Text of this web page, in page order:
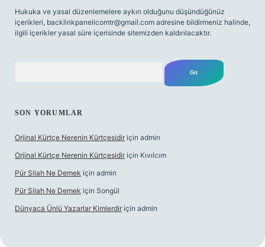
Hukuka ve yasal düzenlemelere aykırı olduğunu düşündüğünüz
içerikleri, backlinkpanelicomtr@gmail.com adresine bildirmeniz halinde,
ilgili içerikler yasal süre içerisinde sitemizden kaldırılacaktır.
SON YORUMLAR
Orjinal Kürtçe Nerenin Kürtçesidir için admin
Orjinal Kürtçe Nerenin Kürtçesidir için Kıvılcım
Pür Silah Ne Demek için admin
Pür Silah Ne Demek için Songül
Dünyaca Ünlü Yazarlar Kimlerdir için admin